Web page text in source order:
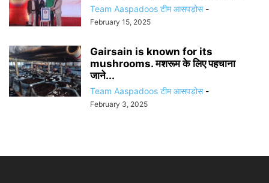
Team Aaspadoos टीम आसपड़ोस -
February 15, 2025
Gairsain is known for its
mushrooms. मशरूम के लिए पहचाना
जाने...
Team Aaspadoos टीम आसपड़ोस -
February 3, 2025